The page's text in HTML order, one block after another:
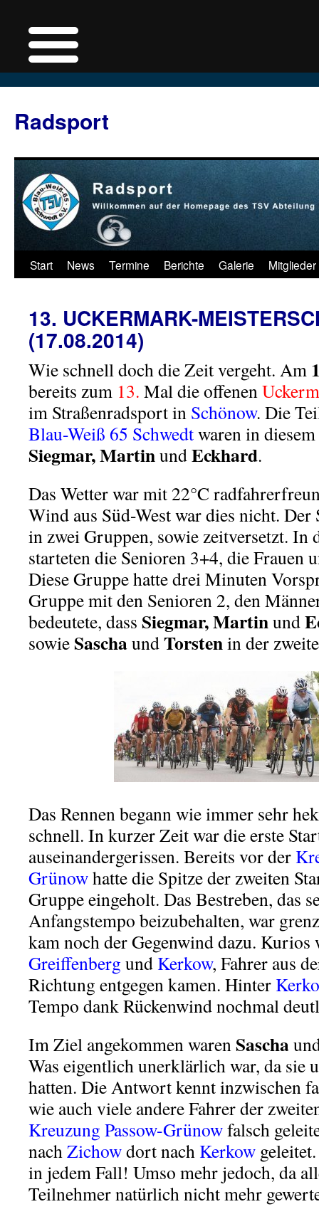
springen
Radsport
Start News Termine Berichte Galerie Mitglieder
13. UCKERMARK-
(17.08.2014)
Wie schnell doch die Zeit vergeht. Am
bereits zum 13. Mal die offenen
im Straßenradsport in Schönow. Die
Blau-Weiß 65 Schwedtwaren in
Siegmar, MartinundEckhard.
Das Wetter war mit 22°C
Wind aus Süd-West war dies nicht.
in zwei Gruppen, sowie zeitversetzt. In
starteten die Senioren 3+4, die Frauen
Diese Gruppe hatte drei Minuten
Gruppe mit den Senioren 2, den
bedeutete, dass Siegmar, Martinund
sowieSaschaundTorstenin der
Das Rennen begann wie immer sehr
schnell. In kurzer Zeit war die erste
auseinandergerissen. Bereits vor der
Grünowhatte die Spitze der zweiten
Gruppe eingeholt. Das Bestreben, das
Anfangstempo beizubehalten, war
kam noch der Gegenwind dazu. Kurios
Greiffenberg und Kerkow, Fahrer aus
Richtung entgegen kamen. Hinter
Tempo dank Rückenwind nochmal
Im Ziel angekommen warenSascha
Was eigentlich unerklärlich war, da sie
hatten. Die Antwort kennt inzwischen
wie auch viele andere Fahrer der
Kreuzung Passow-Grünowfalsch
nachZichowdort nach Kerkow
in jedem Fall! Umso mehr jedoch, da
Teilnehmer natürlich nicht mehr